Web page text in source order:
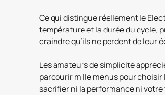
Ce qui distingue réellement le
température et la durée du cycle,
craindre qu’ils ne perdent de leur
Les amateurs de simplicité
parcourir mille menus pour
sacrifier ni la performance ni votre